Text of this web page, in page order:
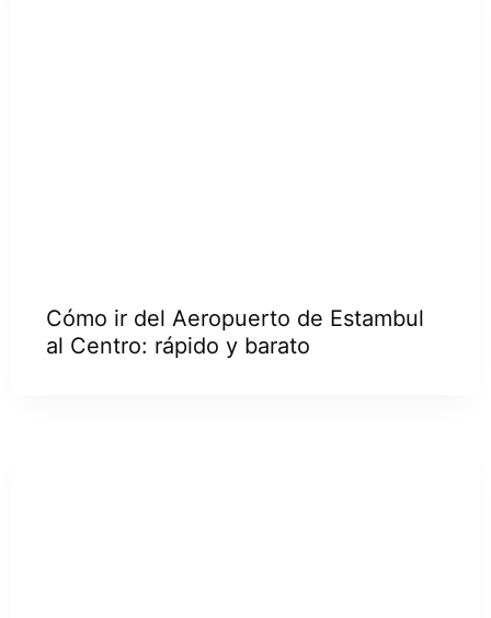
Cómo ir del Aeropuerto de Estambul
al Centro: rápido y barato